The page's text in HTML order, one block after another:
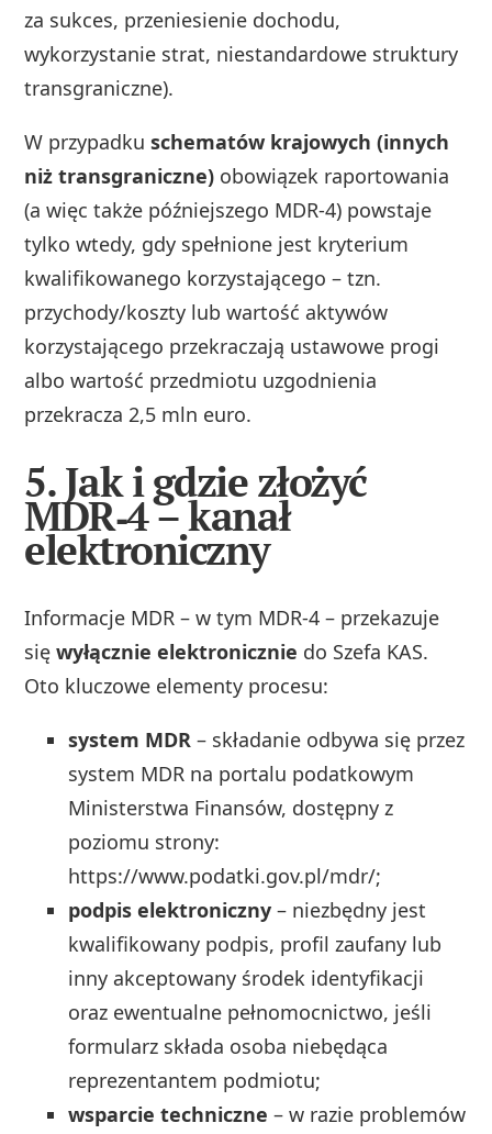
za sukces, przeniesienie dochodu,
wykorzystanie strat, niestandardowe struktury
transgraniczne).
W przypadkuschematów krajowych (innych
niż transgraniczne) obowiązek raportowania
(a więc także późniejszego MDR‑4) powstaje
tylko wtedy, gdy spełnione jest kryterium
kwalifikowanego korzystającego – tzn.
przychody/koszty lub wartość aktywów
korzystającego przekraczają ustawowe progi
albo wartość przedmiotu uzgodnienia
przekracza 2,5 mln euro.
5. Jak i gdzie złożyć
MDR‑4 – kanał
elektroniczny
Informacje MDR – w tym MDR‑4 – przekazuje
sięwyłącznie elektronicznie do Szefa KAS.
Oto kluczowe elementy procesu:
system MDR – składanie odbywa się przez
system MDR na portalu podatkowym
Ministerstwa Finansów, dostępny z
poziomu strony:
https://www.podatki.gov.pl/mdr/;
podpis elektroniczny – niezbędny jest
kwalifikowany podpis, profil zaufany lub
inny akceptowany środek identyfikacji
oraz ewentualne pełnomocnictwo, jeśli
formularz składa osoba niebędąca
reprezentantem podmiotu;
wsparcie techniczne – w razie problemów